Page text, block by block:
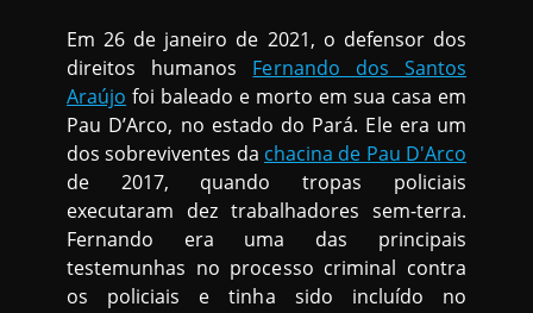
Em 26 de janeiro de 2021, o defensor dos
direitos humanos Fernando dos Santos
Araújo foi baleado e morto em sua casa em
Pau D’Arco, no estado do Pará. Ele era um
dos sobreviventes da chacina de Pau D'Arco
de 2017, quando tropas policiais
executaram dez trabalhadores sem-terra.
Fernando era uma das principais
testemunhas no processo criminal contra
os policiais e tinha sido incluído no